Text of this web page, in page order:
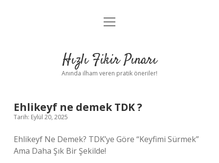
Anasayfa
Yasal Uyarı
menüyü
Hızlı Fikir Pınarı
Anında ilham veren pratik öneriler!
Ehlikeyf ne demek TDK ?
Tarih: Eylül 20, 2025
Ehlikeyf Ne Demek? TDK’ye Göre “Keyfimi Sürmek”
Ama Daha Şık Bir Şekilde!